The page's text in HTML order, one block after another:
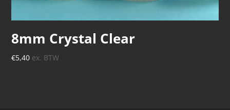
8mm Crystal Clear
€5,40 ex. BTW